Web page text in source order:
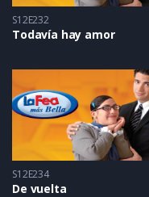
S12E232
Todavía hay amor
S12E234
De vuelta